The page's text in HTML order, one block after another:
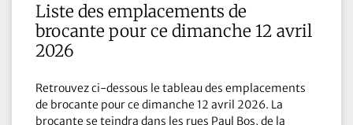
Liste des emplacements de
brocante pour ce dimanche 12 avril
2026
Retrouvez ci-dessous le tableau des emplacements
de brocante pour ce dimanche 12 avril 2026. La
brocante se teindra dans les rues Paul Bos, de la